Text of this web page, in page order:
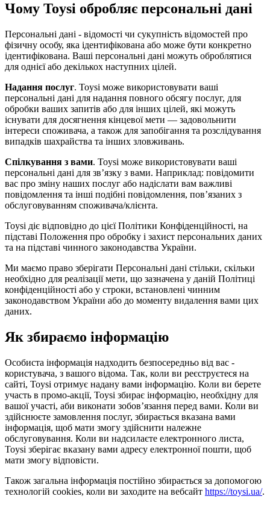
Чому Toysi обробляє персональні дані
Персональні дані - відомості чи сукупність відомостей про
фізичну особу, яка ідентифікована або може бути конкретно
ідентифікована. Ваші персональні дані можуть оброблятися
для однієї або декількох наступних цілей.
Надання послуг. Toysi може використовувати ваші
персональні дані для надання повного обсягу послуг, для
обробки ваших запитів або для інших цілей, які можуть
існувати для досягнення кінцевої мети — задовольнити
інтереси споживача, а також для запобігання та розслідування
випадків шахрайства та інших зловживань.
Спілкування з вами. Toysi може використовувати ваші
персональні дані для зв’язку з вами. Наприклад: повідомити
вас про зміну наших послуг або надіслати вам важливі
повідомлення та інші подібні повідомлення, пов’язаних з
обслуговуванням споживача/клієнта.
Toysi діє відповідно до цієї Політики Конфіденційності, на
підставі Положення про обробку і захист персональних даних
та на підставі чинного законодавства України.
Ми маємо право зберігати Персональні дані стільки, скільки
необхідно для реалізації мети, що зазначена у даній Політиці
конфіденційності або у строки, встановлені чинним
законодавством України або до моменту видалення вами цих
даних.
Як збираємо інформацію
Особиста інформація надходить безпосередньо від вас -
користувача, з вашого відома. Так, коли ви реєструєтеся на
сайті, Toysi отримує надану вами інформацію. Коли ви берете
участь в промо-акції, Toysi збирає інформацію, необхідну для
вашої участі, аби виконати зобов’язання перед вами. Коли ви
здійснюєте замовлення послуг, збирається вказана вами
інформація, щоб мати змогу здійснити належне
обслуговування. Коли ви надсилаєте електронного листа,
Toysi зберігає вказану вами адресу електронної пошти, щоб
мати змогу відповісти.
Також загальна інформація постійно збирається за допомогою
технологій cookies, коли ви заходите на вебсайт https://toysi.ua/.